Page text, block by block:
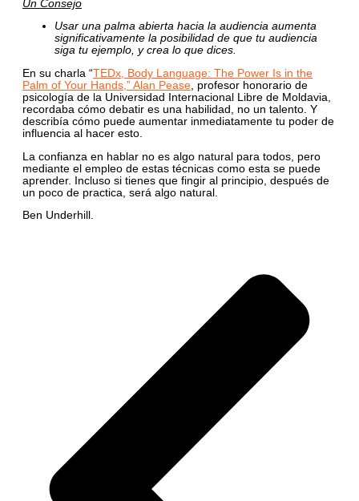
Un Consejo
Usar una palma abierta hacia la audiencia aumenta
significativamente la posibilidad de que tu audiencia
siga tu ejemplo, y crea lo que dices.
En su charla “TEDx, Body Language: The Power Is in the
Palm of Your Hands,” Alan Pease, profesor honorario de
psicología de la Universidad Internacional Libre de Moldavia,
recordaba cómo debatir es una habilidad, no un talento. Y
describía cómo puede aumentar inmediatamente tu poder de
influencia al hacer esto.
La confianza en hablar no es algo natural para todos, pero
mediante el empleo de estas técnicas como esta se puede
aprender. Incluso si tienes que fingir al principio, después de
un poco de practica, será algo natural.
Ben Underhill.